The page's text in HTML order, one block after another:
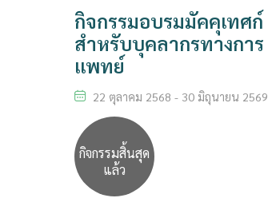
กิจกรรมอบรมมัคคุเทศก์
สำหรับบุคลากรทางการ
แพทย์
22 ตุลาคม 2568 - 30 มิถุนายน 2569
กิจกรรมสิ้นสุด
แล้ว